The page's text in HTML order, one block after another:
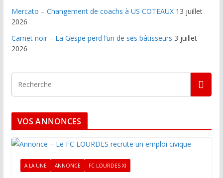
Mercato – Changement de coachs à US COTEAUX 13 juillet
2026
Carnet noir – La Gespe perd l’un de ses bâtisseurs 3 juillet
2026
VOS ANNONCES
A LA UNE ANNONCE FC LOURDES XI